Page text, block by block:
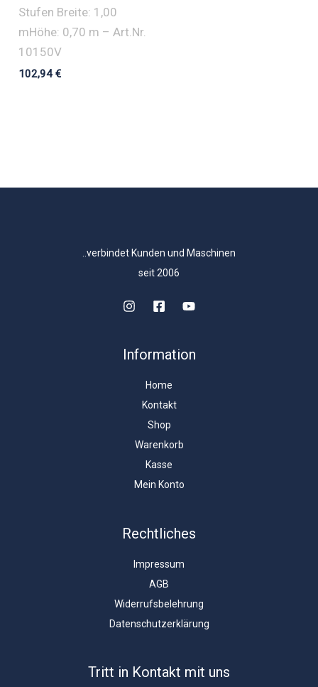
Stufen Breite: 1,00
mHöhe: 0,70 m – Art.Nr.
10150V
102,94€
..verbindet Kunden und Maschinen
seit 2006
Information
Home
Kontakt
Shop
Warenkorb
Kasse
Mein Konto
Rechtliches
Impressum
AGB
Widerrufsbelehrung
Datenschutzerklärung
Tritt in Kontakt mit uns